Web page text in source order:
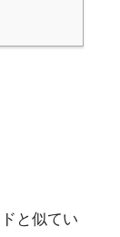
と似てい